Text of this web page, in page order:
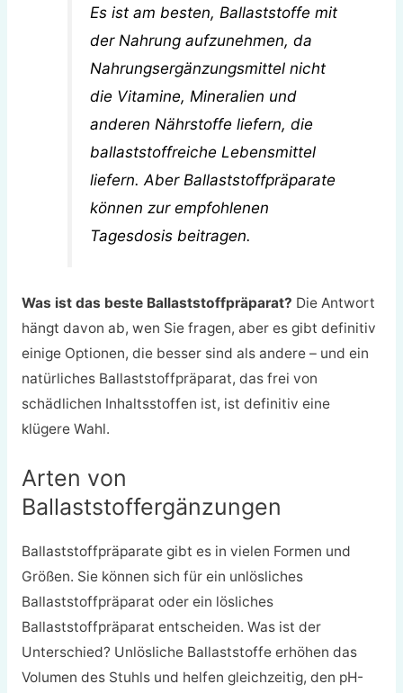
Es ist am besten, Ballaststoffe mit
der Nahrung aufzunehmen, da
Nahrungsergänzungsmittel nicht
die Vitamine, Mineralien und
anderen Nährstoffe liefern, die
ballaststoffreiche Lebensmittel
liefern. Aber Ballaststoffpräparate
können zur empfohlenen
Tagesdosis beitragen.
Was ist das beste Ballaststoffpräparat? Die Antwort
hängt davon ab, wen Sie fragen, aber es gibt definitiv
einige Optionen, die besser sind als andere – und ein
natürliches Ballaststoffpräparat, das frei von
schädlichen Inhaltsstoffen ist, ist definitiv eine
klügere Wahl.
Arten von
Ballaststoffergänzungen
Ballaststoffpräparate gibt es in vielen Formen und
Größen. Sie können sich für ein unlösliches
Ballaststoffpräparat oder ein lösliches
Ballaststoffpräparat entscheiden. Was ist der
Unterschied? Unlösliche Ballaststoffe erhöhen das
Volumen des Stuhls und helfen gleichzeitig, den pH-